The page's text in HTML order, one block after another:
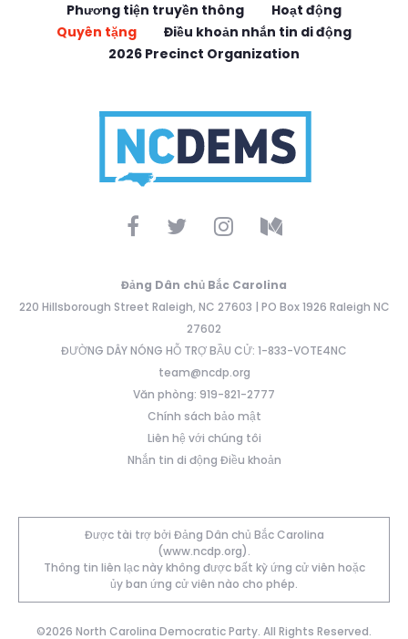
Phương tiện truyền thông
Hoạt động
Quyên tặng
Điều khoản nhắn tin di động
2026 Precinct Organization
Đảng Dân chủ Bắc Carolina
220 Hillsborough Street Raleigh, NC 27603 | PO Box 1926 Raleigh NC
27602
ĐƯỜNG DÂY NÓNG HỖ TRỢ BẦU CỬ: 1-833-VOTE4NC
team@ncdp.org
Văn phòng: 919-821-2777
Chính sách bảo mật
Liên hệ với chúng tôi
Nhắn tin di động Điều khoản
Được tài trợ bởi Đảng Dân chủ Bắc Carolina
(www.ncdp.org).
Thông tin liên lạc này không được bất kỳ ứng cử viên hoặc
ủy ban ứng cử viên nào cho phép.
©2026 North Carolina Democratic Party. All Rights Reserved.